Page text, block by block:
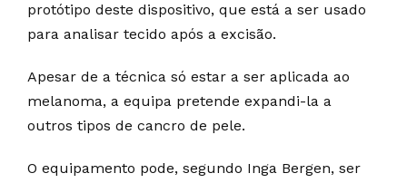
protótipo deste dispositivo, que está a ser usado
para analisar tecido após a excisão.
Apesar de a técnica só estar a ser aplicada ao
melanoma, a equipa pretende expandi-la a
outros tipos de cancro de pele.
O equipamento pode, segundo Inga Bergen, ser